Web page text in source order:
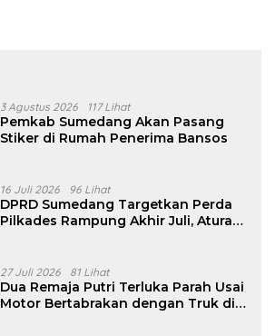
3 Agustus 2026 117 Lihat
Pemkab Sumedang Akan Pasang
Stiker di Rumah Penerima Bansos
16 Juli 2026 96 Lihat
DPRD Sumedang Targetkan Perda
Pilkades Rampung Akhir Juli, Aturan
27 Juli 2026 81 Lihat
Dua Remaja Putri Terluka Parah Usai
Motor Bertabrakan dengan Truk di